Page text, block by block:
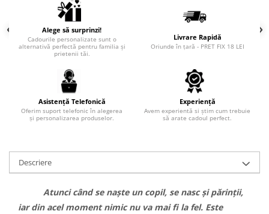
Alege să surprinzi!
Cadourile personalizate sunt o
alternativă perfectă pentru familia și
prietenii tăi.
Livrare Rapidă
Oriunde în țară - PRET FIX 18 LEI
Asistență Telefonică
Oferim suport telefonic în alegerea
și personalizarea produselor.
Experiență
Avem experientă si știm cum trebuie
să arate cadoul perfect.
Descriere
Atunci când se naște un copil, se nasc și părinții,
iar din acel moment nimic nu va mai fi la fel. Este